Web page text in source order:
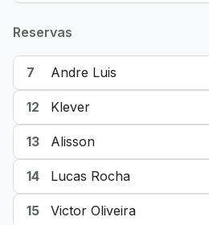
Reservas
7 Andre Luis
12 Klever
13 Alisson
14 Lucas Rocha
15 Victor Oliveira